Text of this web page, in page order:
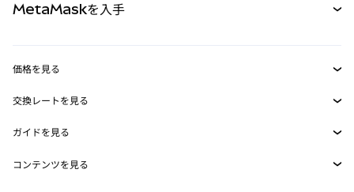
RWA
MetaMask Connect
Snaps
Web3サービス
MetaMaskを入手
セキュリティ
サポート
価格を見る
イーサリアムの価格
Solanaの価格
交換レートを見る
ETH→USD
USDT→INR
ガイドを見る
ETHの購入
コンテンツを見る